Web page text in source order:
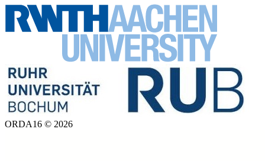
ORDA16 © 2026